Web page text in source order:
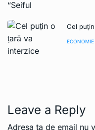
Cel
ECONOMIE
Leave a Reply
Adresa ta de email nu